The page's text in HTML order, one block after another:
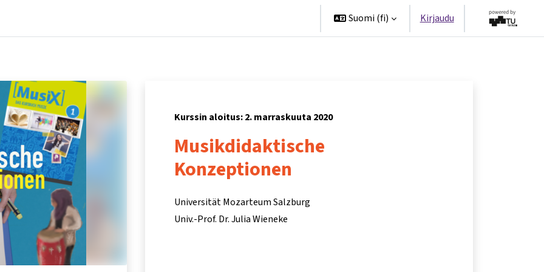
Suomi ‎(fi)‎ Kirjaudu
Kurssin aloitus: 2. marraskuuta 2020
Musikdidaktische
Konzeptionen
Universität Mozarteum Salzburg
Univ.-Prof. Dr. Julia Wieneke